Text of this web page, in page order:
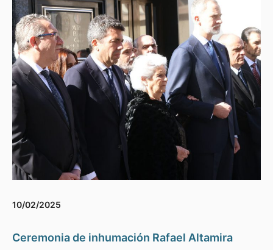
10/02/2025
Ceremonia de inhumación Rafael Altamira